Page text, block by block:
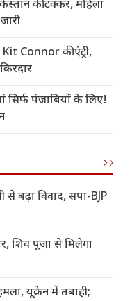
की टक्कर, महिला
Connor की एंट्री,
सिर्फ पंजाबियों के लिए!
से बढ़ा विवाद, सपा-BJP
शिव पूजा से मिलेगा
यूक्रेन में तबाही;